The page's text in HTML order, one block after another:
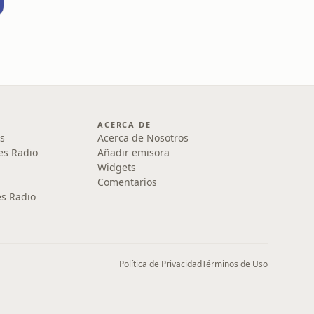
Radio
Radio
ACERCA DE
Acerca de Nosotros
Añadir emisora
Widgets
Comentarios
Política de PrivacidadTérminos de Uso